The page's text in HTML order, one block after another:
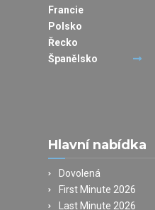
Francie
Polsko
Řecko
Španělsko
Hlavní nabídka
Dovolená
First Minute 2026
Last Minute 2026